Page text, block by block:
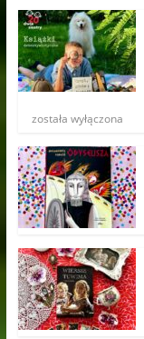
została wyłączona